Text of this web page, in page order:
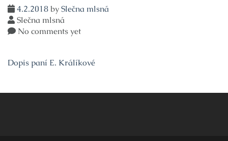
4.2.2018bySlečna mlsná
Slečna mlsná
No comments yet
Dopis paní E. Králíkové